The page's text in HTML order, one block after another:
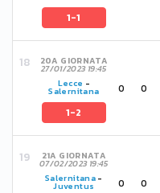
1-1
20A GIORNATA
27/01/2023 19:45
Lecce -
Salernitana
1-2
0 0
21A GIORNATA
07/02/2023 19:45
Salernitana-
Juventus 0 0